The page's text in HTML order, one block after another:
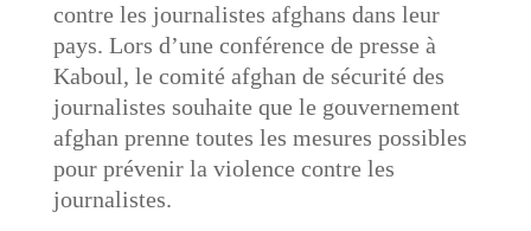
contre les journalistes afghans dans leur
pays. Lors d’une conférence de presse à
Kaboul, le comité afghan de sécurité des
journalistes souhaite que le gouvernement
afghan prenne toutes les mesures possibles
pour prévenir la violence contre les
journalistes.